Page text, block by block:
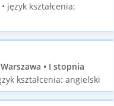
język kształcenia:
• I stopnia
kształcenia: angielski